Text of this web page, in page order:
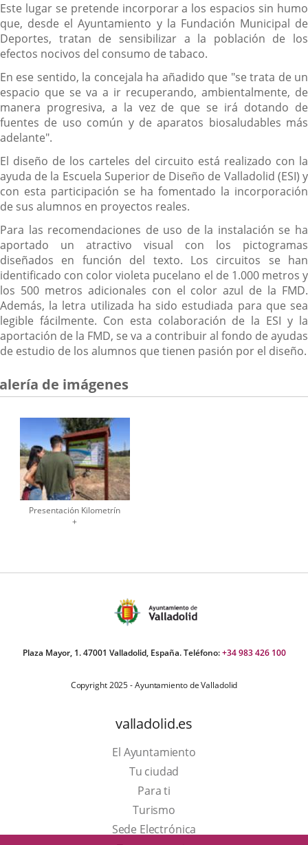
Este lugar se pretende incorporar a los espacios sin humo
que, desde el Ayuntamiento y la Fundación Municipal de
Deportes, tratan de sensibilizar a la población de los
efectos nocivos del consumo de tabaco.
En ese sentido, la concejala ha añadido que "se trata de un
espacio que se va a ir recuperando, ambientalmente, de
manera progresiva, a la vez de que se irá dotando de
fuentes de uso común y de aparatos biosaludables más
adelante".
El diseño de los carteles del circuito está realizado con la
ayuda de la Escuela Superior de Diseño de Valladolid (ESI) y
con esta participación se ha fomentado la incorporación
de sus alumnos en proyectos reales.
Para las recomendaciones de uso de la instalación se ha
aportado un atractivo visual con los pictogramas
diseñados en función del texto. Los circuitos se han
identificado con color violeta pucelano el de 1.000 metros y
los 500 metros adicionales con el color azul de la FMD.
Además, la letra utilizada ha sido estudiada para que sea
legible fácilmente. Con esta colaboración de la ESI y la
aportación de la FMD, se va a contribuir al fondo de ayudas
de estudio de los alumnos que tienen pasión por el diseño.
de imágenes
Presentación Kilometrín
+
Plaza Mayor, 1. 47001 Valladolid, España. Teléfono:+34 983 426 100
Copyright 2025 - Ayuntamiento de Valladolid
valladolid.es
El Ayuntamiento
Tu ciudad
Para ti
TurismoEste
enlace
Sede Electrónica